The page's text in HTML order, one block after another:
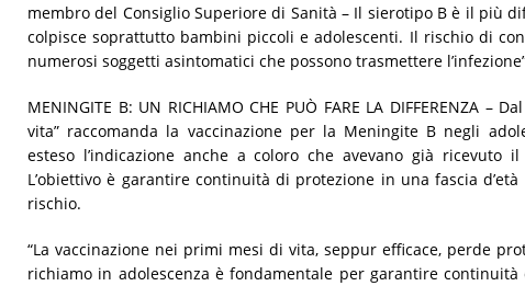
membro del Consiglio Superiore di Sanità – Il sierotipo B è il più
colpisce soprattutto bambini piccoli e adolescenti. Il rischio di
numerosi soggetti asintomatici che possono trasmettere
MENINGITE B: UN RICHIAMO CHE PUÒ FARE LA DIFFERENZA –
vita” raccomanda la vaccinazione per la Meningite B negli
esteso l’indicazione anche a coloro che avevano già ricevuto
L’obiettivo è garantire continuità di protezione in una fascia
rischio.
“La vaccinazione nei primi mesi di vita, seppur efficace, perde
richiamo in adolescenza è fondamentale per garantire